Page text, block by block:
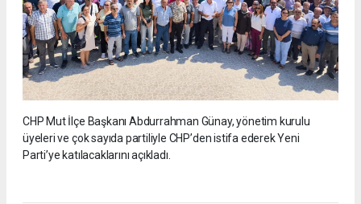
CHP Mut İlçe Başkanı Abdurrahman Günay, yönetim kurulu
üyeleri ve çok sayıda partiliyle CHP’den istifa ederek Yeni
Parti’ye katılacaklarını açıkladı.